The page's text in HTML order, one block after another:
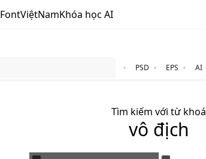
FontViệtNamKhóa học AI
PSD EPS AI
Tìm kiếm với từ khoá
vô địch